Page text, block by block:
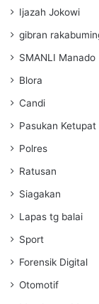
Ijazah Jokowi
gibran
SMANLI Manado
Blora
Candi
Pasukan Ketupat
Polres
Ratusan
Siagakan
Lapas tg balai
Sport
Forensik Digital
Otomotif